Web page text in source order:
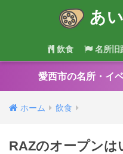
あ
飲食 名所旧
愛西市の名所・イ
ホーム 飲食
RAZのオープンは